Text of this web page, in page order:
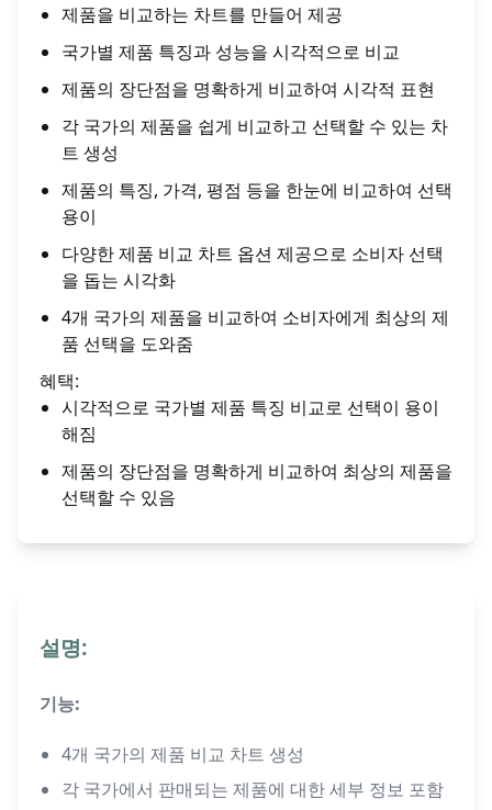
제품을 비교하는 차트를 만들어 제공
국가별 제품 특징과 성능을 시각적으로 비교
제품의 장단점을 명확하게 비교하여 시각적 표현
각 국가의 제품을 쉽게 비교하고 선택할 수 있는 차
트 생성
제품의 특징, 가격, 평점 등을 한눈에 비교하여 선택
용이
다양한 제품 비교 차트 옵션 제공으로 소비자 선택
을 돕는 시각화
4개 국가의 제품을 비교하여 소비자에게 최상의 제
품 선택을 도와줌
혜택:
시각적으로 국가별 제품 특징 비교로 선택이 용이
해짐
제품의 장단점을 명확하게 비교하여 최상의 제품을
선택할 수 있음
설명:
기능:
4개 국가의 제품 비교 차트 생성
각 국가에서 판매되는 제품에 대한 세부 정보 포함